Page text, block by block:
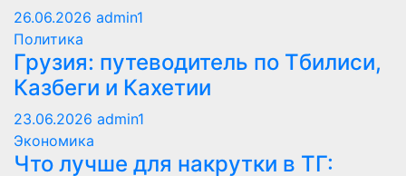
26.06.2026 admin1
Политика
Грузия: путеводитель по Тбилиси,
Казбеги и Кахетии
23.06.2026 admin1
Экономика
Что лучше для накрутки в ТГ: